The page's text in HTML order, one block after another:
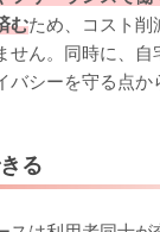
むため、コスト削
せん。同時に、自
バシーを守る点か
る